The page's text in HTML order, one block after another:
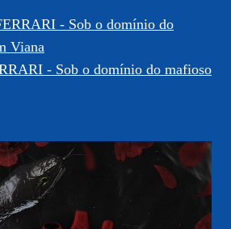
- Sob o domínio do mafioso